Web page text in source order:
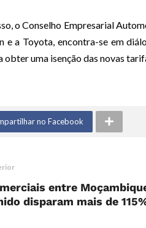
o Conselho Empresarial
e a Toyota, encontra-se em
obter uma isenção das novas
no Facebook
entre
disparam mais de